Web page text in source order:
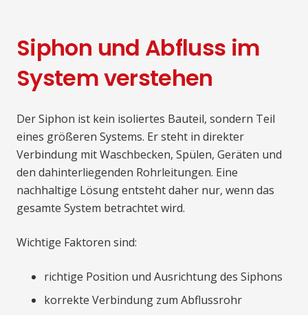
Siphon und Abfluss im
System verstehen
Der Siphon ist kein isoliertes Bauteil, sondern Teil
eines größeren Systems. Er steht in direkter
Verbindung mit Waschbecken, Spülen, Geräten und
den dahinterliegenden Rohrleitungen. Eine
nachhaltige Lösung entsteht daher nur, wenn das
gesamte System betrachtet wird.
Wichtige Faktoren sind:
richtige Position und Ausrichtung des Siphons
korrekte Verbindung zum Abflussrohr